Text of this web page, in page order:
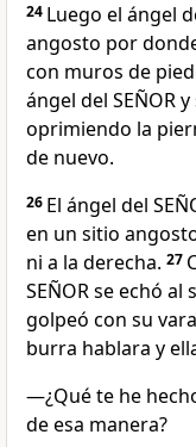
24 Luego el ángel
angosto por
con muros de
ángel del SEÑOR
oprimiendo la
de nuevo.
26 El ángel del
en un sitio
ni a la derecha. 27
SEÑOR se echó
golpeó con su
burra hablara y
—¿Qué te he
de esa manera?